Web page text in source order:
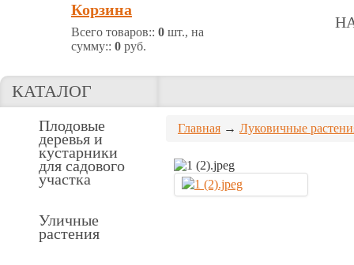
Корзина
Всего товаров:: 0 шт., на
сумму:: 0 руб.
КАТАЛОГ
Плодовые
деревья и
кустарники
для садового
участка
Уличные
растения
Главная → Луковичные